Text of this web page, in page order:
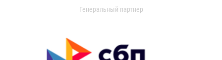
Генеральный партнер